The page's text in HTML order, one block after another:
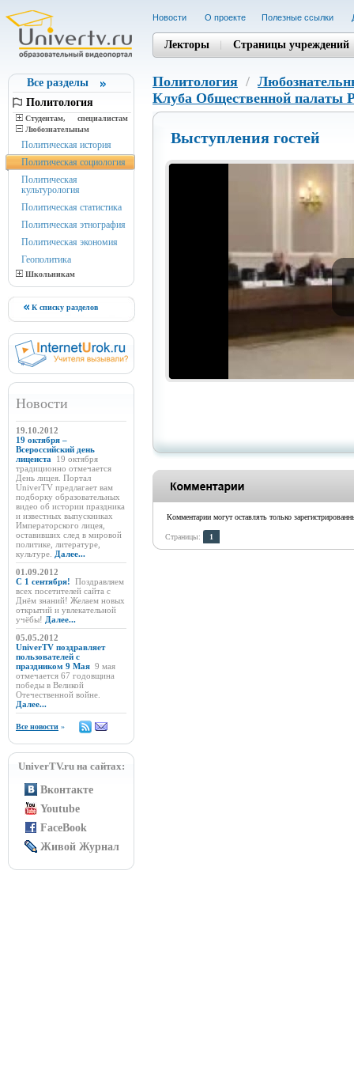
Все разделы
Политология
Студентам, cпециалистам
Любознательным
Политическая история
Политическая социология
Политическая
культурология
Политическая статистика
Политическая этнография
Политическая экономия
Геополитика
Школьникам
К списку разделов
Новости
19.10.2012
19 октября –
Всероссийский день
лицеиста
19 октября
традиционно отмечается
День лицея. Портал
UniverTV предлагает вам
подборку образовательных
видео об истории праздника
и известных выпускниках
Императорского лицея,
оставивших след в мировой
политике, литературе,
культуре. Далее...
01.09.2012
C 1 сентября! Поздравляем
всех посетителей сайта с
Днём знаний! Желаем новых
открытий и увлекательной
учёбы! Далее...
05.05.2012
UniverTV поздравляет
пользователей с
праздником 9 Мая 9 мая
отмечается 67 годовщина
победы в Великой
Отечественной войне.
Далее...
Все новости »
UniverTV.ru на сайтах:
Вконтакте
Youtube
FaceBook
Живой Журнал
Новости О проекте Полезные cсылки
Лекторы Страницы учреждений
Политология /
Клуба Общественной палаты
Выступления гостей
Комментарии могут оставлять только
Страницы: 1